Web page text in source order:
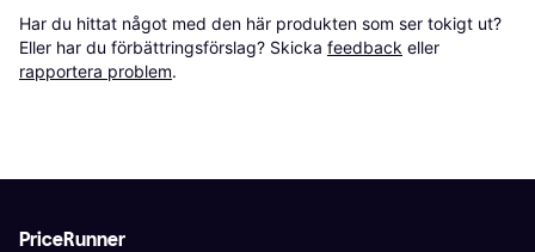
Har du hittat något med den här produkten som ser tokigt ut?
Eller har du förbättringsförslag? Skicka feedback eller
rapportera problem.
PriceRunner